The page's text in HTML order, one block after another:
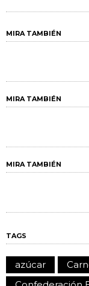
MIRA TAMBIÉN
MIRA TAMBIÉN
MIRA TAMBIÉN
TAGS
azúcar